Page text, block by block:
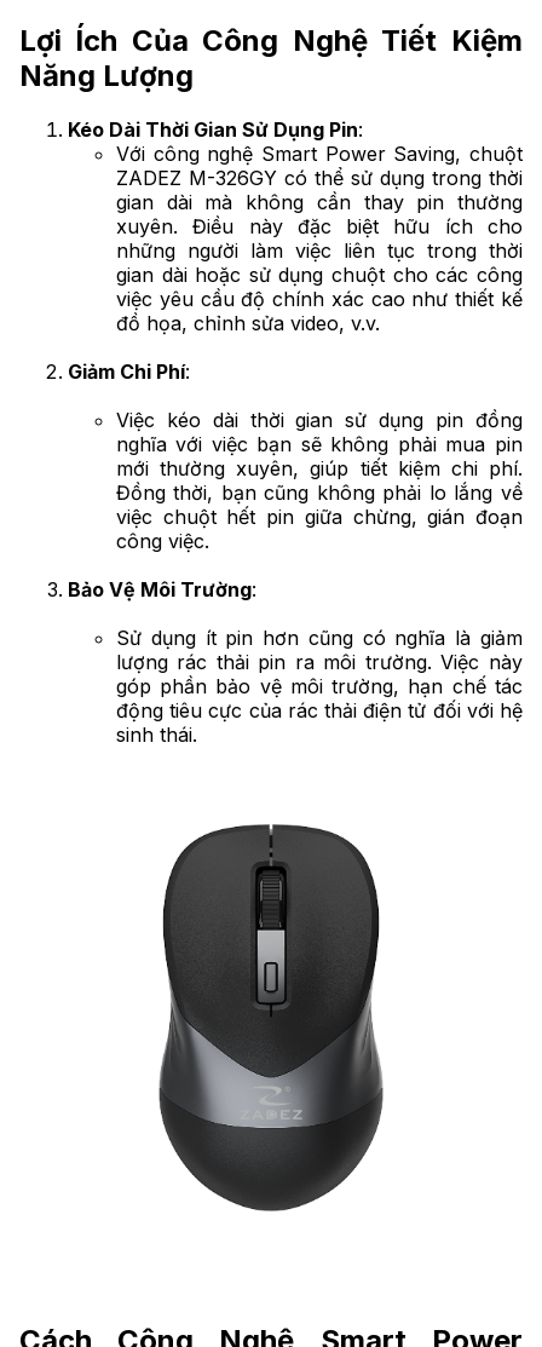
Lợi Ích Của Công Nghệ Tiết Kiệm
Năng Lượng
Kéo Dài Thời Gian Sử Dụng Pin:
Với công nghệ Smart Power Saving, chuột
ZADEZ M-326GY có thể sử dụng trong thời
gian dài mà không cần thay pin thường
xuyên. Điều này đặc biệt hữu ích cho
những người làm việc liên tục trong thời
gian dài hoặc sử dụng chuột cho các công
việc yêu cầu độ chính xác cao như thiết kế
đồ họa, chỉnh sửa video, v.v.
Giảm Chi Phí:
Việc kéo dài thời gian sử dụng pin đồng
nghĩa với việc bạn sẽ không phải mua pin
mới thường xuyên, giúp tiết kiệm chi phí.
Đồng thời, bạn cũng không phải lo lắng về
việc chuột hết pin giữa chừng, gián đoạn
công việc.
Bảo Vệ Môi Trường:
Sử dụng ít pin hơn cũng có nghĩa là giảm
lượng rác thải pin ra môi trường. Việc này
góp phần bảo vệ môi trường, hạn chế tác
động tiêu cực của rác thải điện tử đối với hệ
sinh thái.
Cách Công Nghệ Smart Power